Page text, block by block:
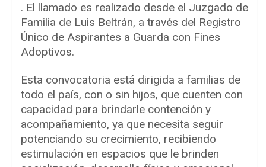
. El llamado es realizado desde el Juzgado de
Familia de Luis Beltrán, a través del Registro
Único de Aspirantes a Guarda con Fines
Adoptivos.
Esta convocatoria está dirigida a familias de
todo el país, con o sin hijos, que cuenten con
capacidad para brindarle contención y
acompañamiento, ya que necesita seguir
potenciando su crecimiento, recibiendo
estimulación en espacios que le brinden